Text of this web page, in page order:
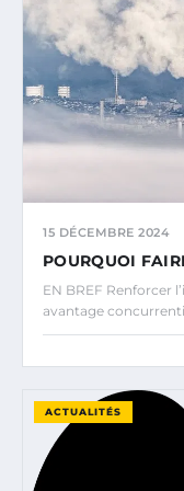
15 DÉCEMBRE 2024
POURQUOI
EN BREF Renforcer
avantage
ACTUALITÉS